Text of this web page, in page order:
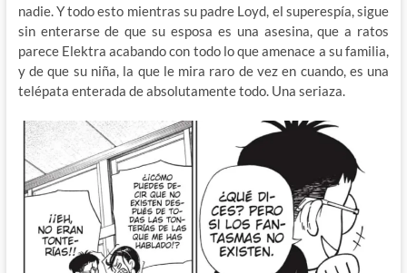
nadie. Y todo esto mientras su padre Loyd, el superespía, sigue
sin enterarse de que su esposa es una asesina, que a ratos
parece Elektra acabando con todo lo que amenace a su familia,
y de que su niña, la que le mira raro de vez en cuando, es una
telépata enterada de absolutamente todo. Una seriaza.